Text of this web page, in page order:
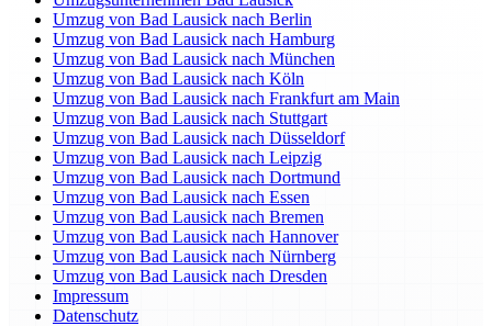
Umzug von Bad Lausick nach Berlin
Umzug von Bad Lausick nach Hamburg
Umzug von Bad Lausick nach München
Umzug von Bad Lausick nach Köln
Umzug von Bad Lausick nach Frankfurt am Main
Umzug von Bad Lausick nach Stuttgart
Umzug von Bad Lausick nach Düsseldorf
Umzug von Bad Lausick nach Leipzig
Umzug von Bad Lausick nach Dortmund
Umzug von Bad Lausick nach Essen
Umzug von Bad Lausick nach Bremen
Umzug von Bad Lausick nach Hannover
Umzug von Bad Lausick nach Nürnberg
Umzug von Bad Lausick nach Dresden
Impressum
Datenschutz